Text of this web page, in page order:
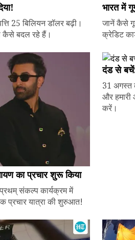
25 बिलियन डॉलर बढ़ी।
कैसे बदल रहे हैं।
भारत में
जानें कैसे
क्रेडिट
का प्रचार शुरू किया
संकल्प कार्यक्रम में
प्रचार यात्रा की शुरुआत!
दंड से
31 अगस्त
और
करें।